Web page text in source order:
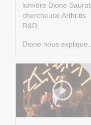
lumière Dione Saurat,
chercheuse Arthritis
R&D.
Dione nous explique...